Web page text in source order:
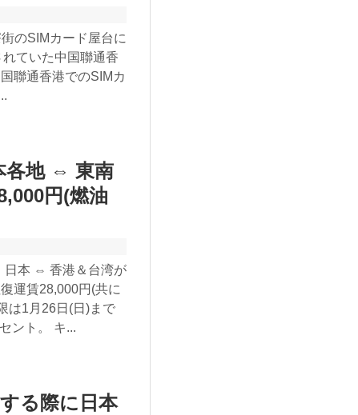
のSIMカード屋台に
ていた中国聯通香
聯通香港でのSIMカ
各地 ⇔ 東南
円(燃油
日本 ⇔ 香港＆台湾が
運賃28,000円(共に
は1月26日(日)まで
ント。 キ...
る際に日本